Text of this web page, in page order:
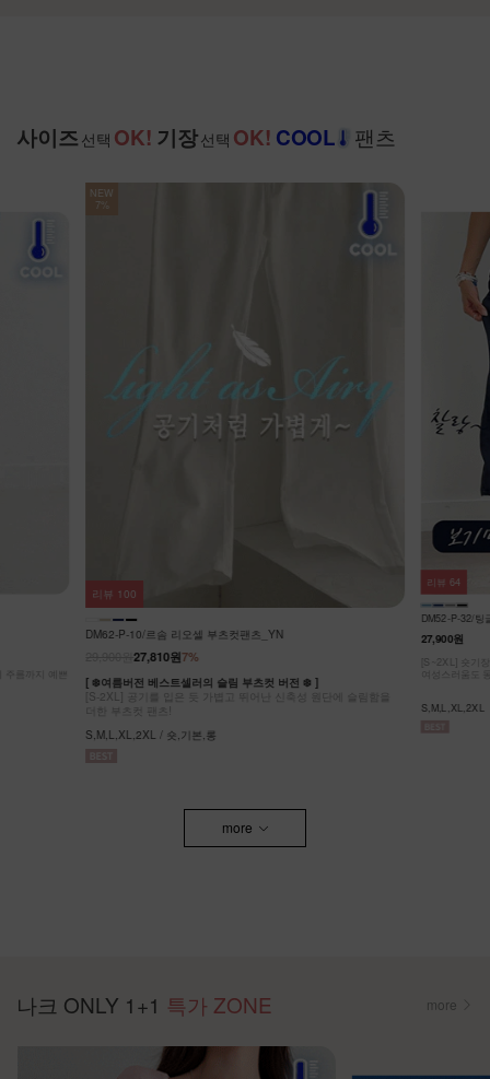
사이즈 선택 OK! 기장선택 OK! COOL 팬츠
슬림함을
DM52-P-32/팅글 라이온셀 데님 스커트_DY
27,900원
[S~2XL] 숏기장,기본기장 두가지 기장옵션! 캐주얼도,
여성스러움도 동시에 잡은 롱스커트에요~
S,M,L,XL,2XL
리뷰 64
KO62-P-05/쿨
32,900원
[ ❄️COOL
[55-99] 나크
F,L / 숏,롱
리뷰 20
more
나크 ONLY 1+1 특가 ZONE more